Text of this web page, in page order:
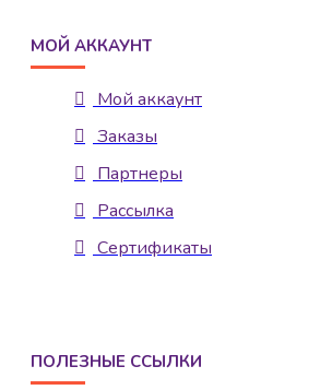
МОЙ АККАУНТ
Мой аккаунт
Заказы
Партнеры
Рассылка
Сертификаты
ПОЛЕЗНЫЕ ССЫЛКИ